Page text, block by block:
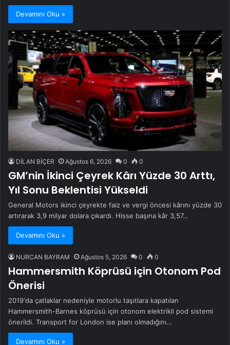
Devamını Oku »
DİLAN BİÇER Ağustos 6, 2026 0 0
GM’nin İkinci Çeyrek Kârı Yüzde 30 Arttı,
Yıl Sonu Beklentisi Yükseldi
General Motors ikinci çeyrekte faiz ve vergi öncesi kârını yüzde 30
artırarak 3,9 milyar dolara çıkardı. Hisse başına kâr 3,57…
Devamını Oku »
NURCAN BAYRAM Ağustos 5, 2026 0 0
Hammersmith Köprüsü için Otonom Pod
Önerisi
2019'da çatlaklar nedeniyle motorlu taşıtlara kapatılan
Hammersmith-Barnes köprüsü için otonom elektrikli pod sistemi
önerildi. Transport for London ise planı olmadığını…
Devamını Oku »